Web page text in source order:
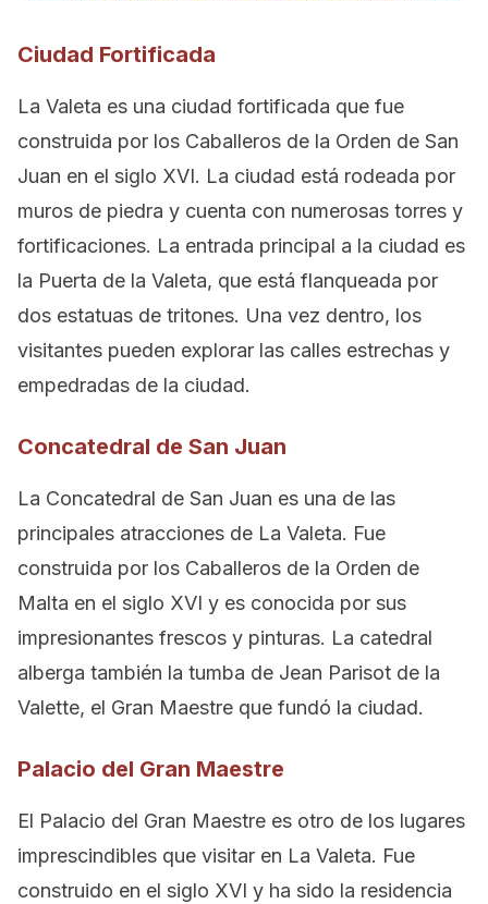
Ciudad Fortificada
La Valeta es una ciudad fortificada que fue
construida por los Caballeros de la Orden de San
Juan en el siglo XVI. La ciudad está rodeada por
muros de piedra y cuenta con numerosas torres y
fortificaciones. La entrada principal a la ciudad es
la Puerta de la Valeta, que está flanqueada por
dos estatuas de tritones. Una vez dentro, los
visitantes pueden explorar las calles estrechas y
empedradas de la ciudad.
Concatedral de San Juan
La Concatedral de San Juan es una de las
principales atracciones de La Valeta. Fue
construida por los Caballeros de la Orden de
Malta en el siglo XVI y es conocida por sus
impresionantes frescos y pinturas. La catedral
alberga también la tumba de Jean Parisot de la
Valette, el Gran Maestre que fundó la ciudad.
Palacio del Gran Maestre
El Palacio del Gran Maestre es otro de los lugares
imprescindibles que visitar en La Valeta. Fue
construido en el siglo XVI y ha sido la residencia